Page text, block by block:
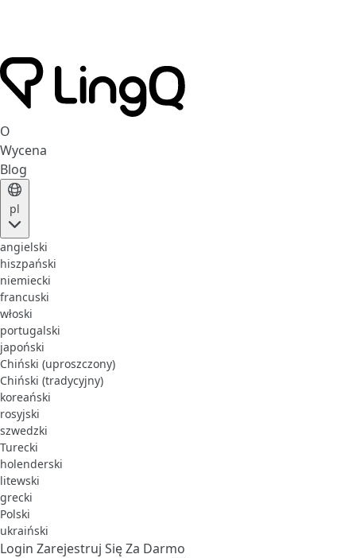
O
Wycena
Blog
pl
angielski
hiszpański
niemiecki
francuski
włoski
portugalski
japoński
Chiński (uproszczony)
Chiński (tradycyjny)
koreański
rosyjski
szwedzki
Turecki
holenderski
litewski
grecki
Polski
ukraiński
Login Zarejestruj Się Za Darmo